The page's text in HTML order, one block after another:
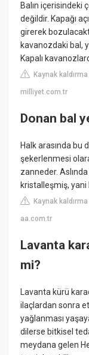
Balın içerisindeki
değildir. Kapağı
girerek
kavanozdaki bal,
Kapalı
Kaynak
milliyet.com.tr
Donan bal
Halk arasında bu
şekerlenmesi
zanneder.
kristalleşmiş, yani
Kaynak
aa.com.tr
Lavanta
mi?
Lavanta kürü
ilaçlardan sonra
yağlanması
dilerse bitkisel
meydana gelen